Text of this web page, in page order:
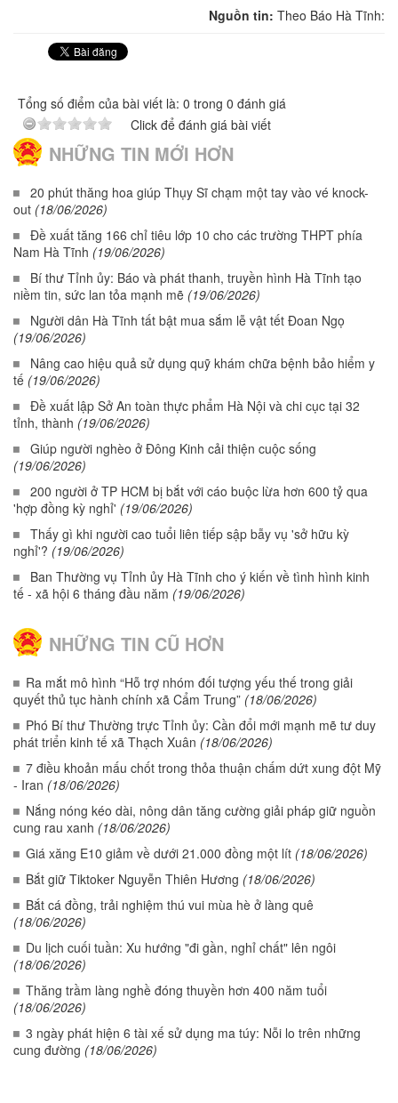
Nguồn tin: Theo Báo Hà Tĩnh:
Tổng số điểm của bài viết là: 0 trong 0 đánh giá
Click để đánh giá bài viết
NHỮNG TIN MỚI HƠN
20 phút thăng hoa giúp Thụy Sĩ chạm một tay vào vé knock-
out (18/06/2026)
Đề xuất tăng 166 chỉ tiêu lớp 10 cho các trường THPT phía
Nam Hà Tĩnh (19/06/2026)
Bí thư Tỉnh ủy: Báo và phát thanh, truyền hình Hà Tĩnh tạo
niềm tin, sức lan tỏa mạnh mẽ (19/06/2026)
Người dân Hà Tĩnh tất bật mua sắm lễ vật tết Đoan Ngọ
(19/06/2026)
Nâng cao hiệu quả sử dụng quỹ khám chữa bệnh bảo hiểm y
tế (19/06/2026)
Đề xuất lập Sở An toàn thực phẩm Hà Nội và chi cục tại 32
tỉnh, thành (19/06/2026)
Giúp người nghèo ở Đông Kinh cải thiện cuộc sống
(19/06/2026)
200 người ở TP HCM bị bắt với cáo buộc lừa hơn 600 tỷ qua
'hợp đồng kỳ nghỉ' (19/06/2026)
Thấy gì khi người cao tuổi liên tiếp sập bẫy vụ 'sở hữu kỳ
nghỉ'? (19/06/2026)
Ban Thường vụ Tỉnh ủy Hà Tĩnh cho ý kiến về tình hình kinh
tế - xã hội 6 tháng đầu năm (19/06/2026)
NHỮNG TIN CŨ HƠN
Ra mắt mô hình “Hỗ trợ nhóm đối tượng yếu thế trong giải
quyết thủ tục hành chính xã Cẩm Trung” (18/06/2026)
Phó Bí thư Thường trực Tỉnh ủy: Cần đổi mới mạnh mẽ tư duy
phát triển kinh tế xã Thạch Xuân (18/06/2026)
7 điều khoản mấu chốt trong thỏa thuận chấm dứt xung đột Mỹ
- Iran (18/06/2026)
Nắng nóng kéo dài, nông dân tăng cường giải pháp giữ nguồn
cung rau xanh (18/06/2026)
Giá xăng E10 giảm về dưới 21.000 đồng một lít (18/06/2026)
Bắt giữ Tiktoker Nguyễn Thiên Hương (18/06/2026)
Bắt cá đồng, trải nghiệm thú vui mùa hè ở làng quê
(18/06/2026)
Du lịch cuối tuần: Xu hướng "đi gần, nghỉ chất" lên ngôi
(18/06/2026)
Thăng trầm làng nghề đóng thuyền hơn 400 năm tuổi
(18/06/2026)
3 ngày phát hiện 6 tài xế sử dụng ma túy: Nỗi lo trên những
cung đường (18/06/2026)